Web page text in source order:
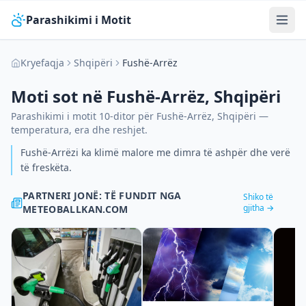
Parashikimi i Motit
Kryefaqja Shqipëri Fushë-Arrëz
Moti sot në Fushë-Arrëz, Shqipëri
Parashikimi i motit 10-ditor për Fushë-Arrëz, Shqipëri —
temperatura, era dhe reshjet.
Fushë-Arrëzi ka klimë malore me dimra të ashpër dhe verë
të freskëta.
PARTNERI JONË: TË FUNDIT NGA
METEOBALLKAN.COM
Shiko të
gjitha →